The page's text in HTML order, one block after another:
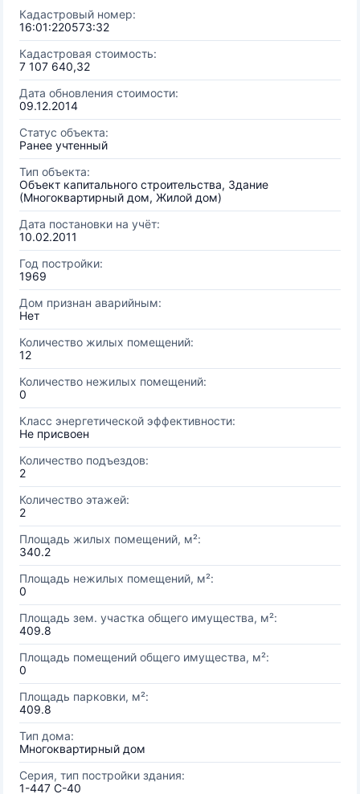
Кадастровый номер:
16:01:220573:32
Кадастровая стоимость:
7 107 640,32
Дата обновления стоимости:
09.12.2014
Статус объекта:
Ранее учтенный
Тип объекта:
Объект капитального строительства, Здание
(Многоквартирный дом, Жилой дом)
Дата постановки на учёт:
10.02.2011
Год постройки:
1969
Дом признан аварийным:
Нет
Количество жилых помещений:
12
Количество нежилых помещений:
0
Класс энергетической эффективности:
Не присвоен
Количество подъездов:
2
Количество этажей:
2
Площадь жилых помещений, м²:
340.2
Площадь нежилых помещений, м²:
0
Площадь зем. участка общего имущества, м²:
409.8
Площадь помещений общего имущества, м²:
0
Площадь парковки, м²:
409.8
Тип дома:
Многоквартирный дом
Серия, тип постройки здания:
1-447 С-40